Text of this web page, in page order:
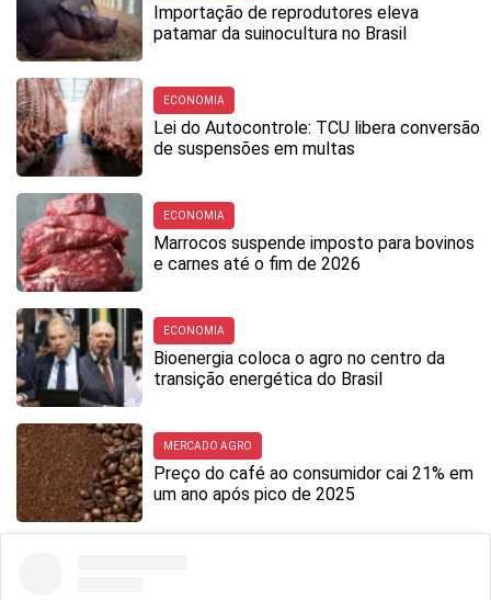
Importação de reprodutores eleva
patamar da suinocultura no Brasil
ECONOMIA
Lei do Autocontrole: TCU libera conversão
de suspensões em multas
ECONOMIA
Marrocos suspende imposto para bovinos
e carnes até o fim de 2026
ECONOMIA
Bioenergia coloca o agro no centro da
transição energética do Brasil
MERCADO AGRO
Preço do café ao consumidor cai 21% em
um ano após pico de 2025